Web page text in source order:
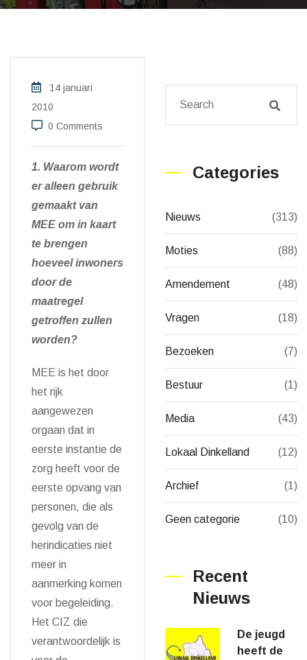
14 januari
2010
0 Comments
1. Waarom wordt
er alleen gebruik
gemaakt van
MEE om in kaart
te brengen
hoeveel inwoners
door de
maatregel
getroffen zullen
worden?
MEE is het door
het rijk
aangewezen
orgaan dat in
eerste instantie de
zorg heeft voor de
eerste opvang van
personen, die als
gevolg van de
herindicaties niet
meer in
aanmerking komen
voor begeleiding.
Het CIZ die
verantwoordelijk is
Categories
Nieuws (313)
Moties (88)
Amendement (48)
Vragen (18)
Bezoeken (7)
Bestuur (1)
Media (43)
Lokaal Dinkelland (12)
Archief (1)
Geen categorie (10)
Recent
Nieuws
De jeugd
heeft de